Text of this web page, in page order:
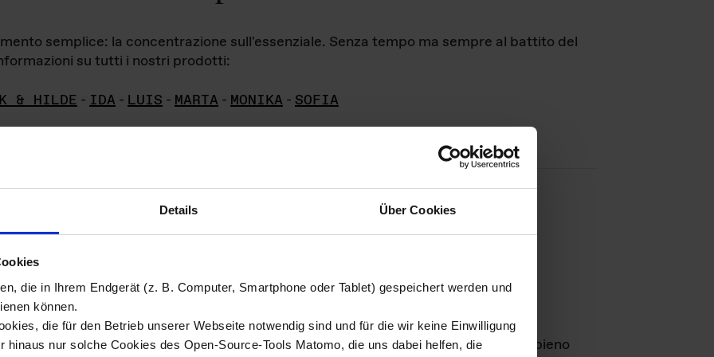
Details Über Cookies
die in Ihrem Endgerät (z. B. Computer, Smartphone oder Tablet) gespeichert werden und
können.
die für den Betrieb unserer Webseite notwendig sind und für die wir keine Einwilligung
hinaus nur solche Cookies des Open-Source-Tools Matomo, die uns dabei helfen, die
semplice: la concentrazione sull'essenziale. Senza tempo ma sempre al battito del
su tutti i nostri prodotti:
& HILDE - IDA - LUIS - MARTA - MONIKA - SOFIA
di immagini
materiale fotografico sono detenuti daDas ganze LebenGmbH e rimangono in pieno